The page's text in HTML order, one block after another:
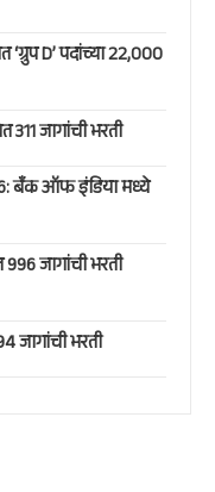
D’ पदांच्या 22,000
जागांची भरती
बँक ऑफ इंडिया मध्ये
जागांची भरती
जागांची भरती